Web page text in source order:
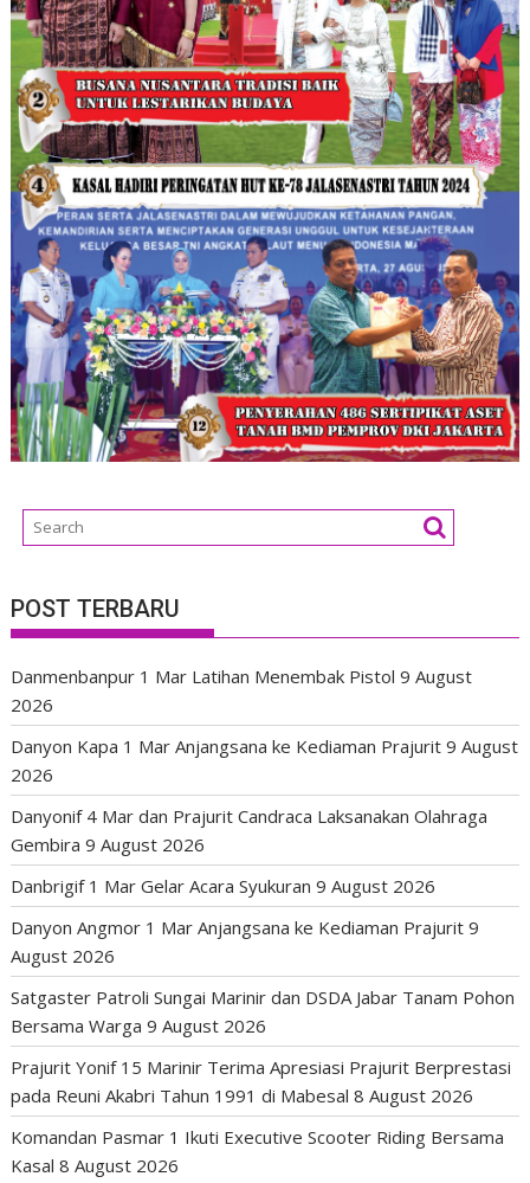
POST TERBARU
Danmenbanpur 1 Mar Latihan Menembak Pistol 9 August
2026
Danyon Kapa 1 Mar Anjangsana ke Kediaman Prajurit 9 August
2026
Danyonif 4 Mar dan Prajurit Candraca Laksanakan Olahraga
Gembira 9 August 2026
Danbrigif 1 Mar Gelar Acara Syukuran 9 August 2026
Danyon Angmor 1 Mar Anjangsana ke Kediaman Prajurit 9
August 2026
Satgaster Patroli Sungai Marinir dan DSDA Jabar Tanam Pohon
Bersama Warga 9 August 2026
Prajurit Yonif 15 Marinir Terima Apresiasi Prajurit Berprestasi
pada Reuni Akabri Tahun 1991 di Mabesal 8 August 2026
Komandan Pasmar 1 Ikuti Executive Scooter Riding Bersama
Kasal 8 August 2026